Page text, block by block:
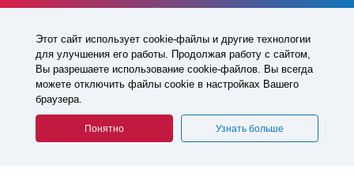
CRM, HRM и WEB-разработка
Кибербезопасность
1993 -2026© Все права защищены
Политика в отношении обработки персональных данных
Согласие на обработку персональных данных
СДЕЛАНО В СОФТБАЛАНС
Этот сайт использует cookie-файлы и другие технологии
для улучшения его работы. Продолжая работу с сайтом,
Вы разрешаете использование cookie-файлов. Вы всегда
можете отключить файлы cookie в настройках Вашего
браузера.
Понятно Узнать больше